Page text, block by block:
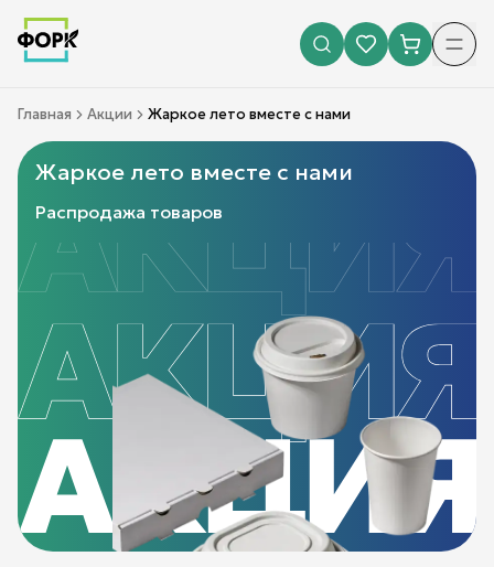
Главная Акции Жаркое лето вместе с нами
Жаркое лето вместе с нами
Распродажа товаров